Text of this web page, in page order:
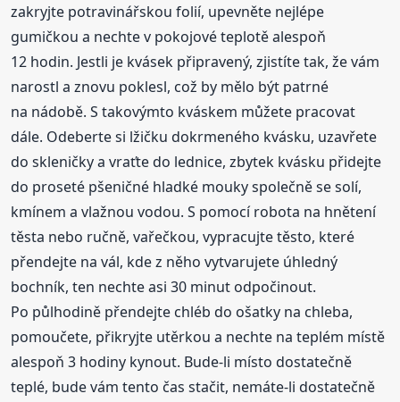
zakryjte potravinářskou folií, upevněte nejlépe
gumičkou a nechte v pokojové teplotě alespoň
12 hodin. Jestli je kvásek připravený, zjistíte tak, že vám
narostl a znovu poklesl, což by mělo být patrné
na nádobě. S takovýmto kváskem můžete pracovat
dále. Odeberte si lžičku dokrmeného kvásku, uzavřete
do skleničky a vraťte do lednice, zbytek kvásku přidejte
do proseté pšeničné hladké mouky společně se solí,
kmínem a vlažnou vodou. S pomocí robota na hnětení
těsta nebo ručně, vařečkou, vypracujte těsto, které
přendejte na vál, kde z něho vytvarujete úhledný
bochník, ten nechte asi 30 minut odpočinout.
Po půlhodině přendejte chléb do ošatky na chleba,
pomoučete, přikryjte utěrkou a nechte na teplém místě
alespoň 3 hodiny kynout. Bude-li místo dostatečně
teplé, bude vám tento čas stačit, nemáte-li dostatečně